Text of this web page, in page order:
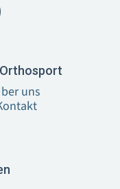
uns